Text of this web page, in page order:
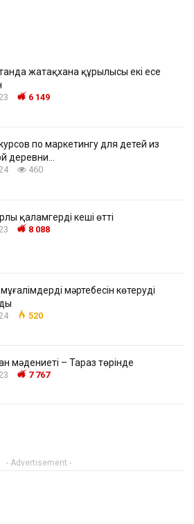
жатақхана құрылысы екі есе
6 149
по маркетингу для детей из
деревни…
460
қаламгердің кеші өтті
8 088
мәртебесін көтеруді
520
мәдениеті – Тараз төрінде
7 767
- Advertisement -